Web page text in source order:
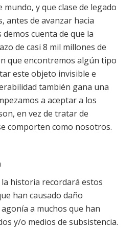
mundo, y que clase de legado
antes de avanzar hacia
cuenta de que la
de casi 8 mil millones de
que encontremos algún tipo
este objeto invisible e
también gana una
a aceptar a los
en vez de tratar de
comporten como nosotros.
historia recordará estos
han causado daño
a muchos que han
y/o medios de subsistencia.